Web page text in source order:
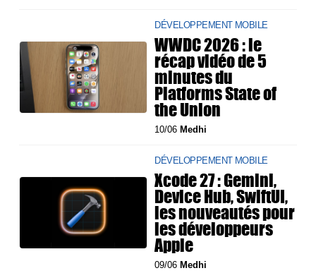
DÉVELOPPEMENT MOBILE
WWDC 2026 : le
récap vidéo de 5
minutes du
Platforms State of
the Union
10/06 Medhi
DÉVELOPPEMENT MOBILE
Xcode 27 : Gemini,
Device Hub, SwiftUI,
les nouveautés pour
les développeurs
Apple
09/06 Medhi